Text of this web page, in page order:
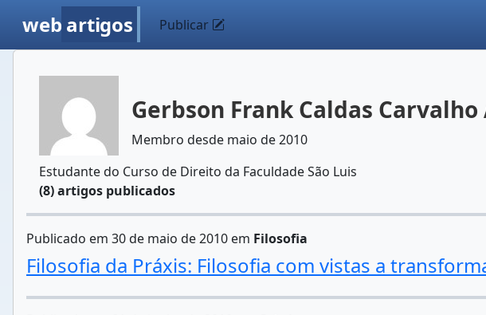
web artigos Publicar
Gerbson Frank Caldas
Membro desde maio de 2010
Estudante do Curso de Direito da Faculdade São Luis
(8) artigos publicados
Publicado em 30 de maio de 2010 em Filosofia
Filosofia da Práxis: Filosofia com vistas a